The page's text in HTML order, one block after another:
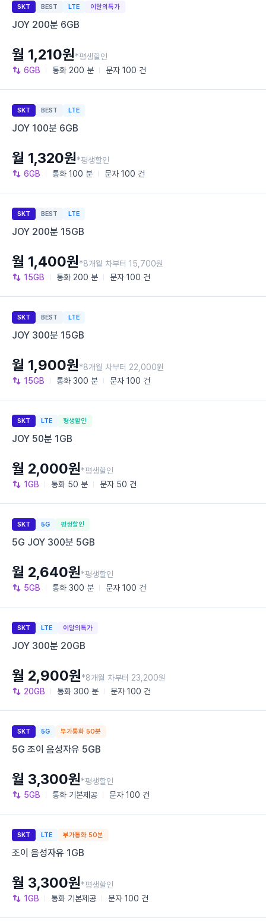
SKT BEST LTE 이달의특가
JOY 200분 6GB
6GB 통화 200 분 문자 100 건
월 1,210원*평생할인
SKT BEST LTE
JOY 100분 6GB
6GB 통화 100 분 문자 100 건
월 1,320원*평생할인
SKT BEST LTE
JOY 200분 15GB
15GB 통화 200 분 문자 100 건
월 1,400원*8개월 차부터 15,700원
SKT BEST LTE
JOY 300분 15GB
15GB 통화 300 분 문자 100 건
월 1,900원*8개월 차부터 22,000원
SKT LTE 평생할인
JOY 50분 1GB
1GB 통화 50 분 문자 50 건
월 2,000원*평생할인
SKT 5G 평생할인
5G JOY 300분 5GB
5GB 통화 300 분 문자 100 건
월 2,640원*평생할인
SKT LTE 이달의특가
JOY 300분 20GB
20GB 통화 300 분 문자 100 건
월 2,900원*8개월 차부터 23,200원
SKT 5G 부가통화 50분
5G 조이 음성자유 5GB
5GB 통화 기본제공 문자 100 건
월 3,300원*평생할인
SKT LTE 부가통화 50분
조이 음성자유 1GB
1GB 통화 기본제공 문자 100 건
월 3,300원*평생할인